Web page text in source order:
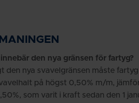
den nya gränsen för fartyg?
den nya svavelgränsen måste
på högst 0,50% m/m,
som varit i kraft sedan den 1